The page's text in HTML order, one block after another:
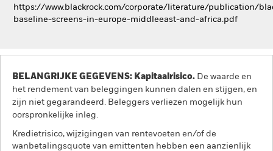
https://www.blackrock.com/corporate/literature/publication/
baseline-screens-in-europe-middleeast-and-africa.pdf
BELANGRIJKE GEGEVENS: Kapitaalrisico. De waarde en
het rendement van beleggingen kunnen dalen en stijgen, en
zijn niet gegarandeerd. Beleggers verliezen mogelijk hun
oorspronkelijke inleg.
Kredietrisico, wijzigingen van rentevoeten en/of de
wanbetalingsquote van emittenten hebben een aanzienlijk